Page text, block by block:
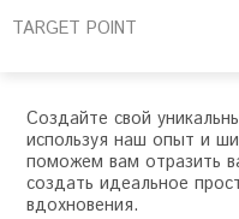
TARGET POINT
Создайте свой
используя наш опыт и
поможем вам отразить
создать идеальное
вдохновения.